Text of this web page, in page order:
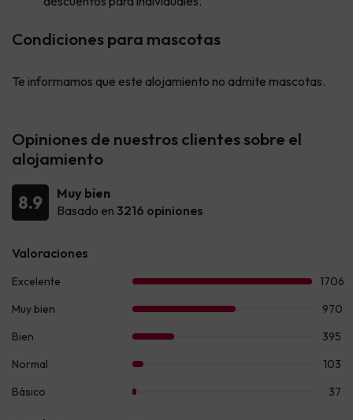
Condiciones para mascotas
Te informamos que este alojamiento no admite mascotas.
Opiniones de nuestros clientes sobre el
alojamiento
8.9
Muy bien
Basado en 3216 opiniones